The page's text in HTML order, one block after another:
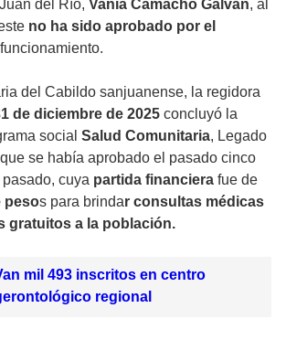
del Río, Vania Camacho Galván, al
no ha sido aprobado por el
del Cabildo sanjuanense, la regidora
de diciembre de 2025 concluyó la
social Salud Comunitaria, Legado
se había aprobado el pasado cinco
cuya partida financiera fue de
pesos para brindar consultas médicas
gratuitos a la población.
mil 493 inscritos en centro
regional